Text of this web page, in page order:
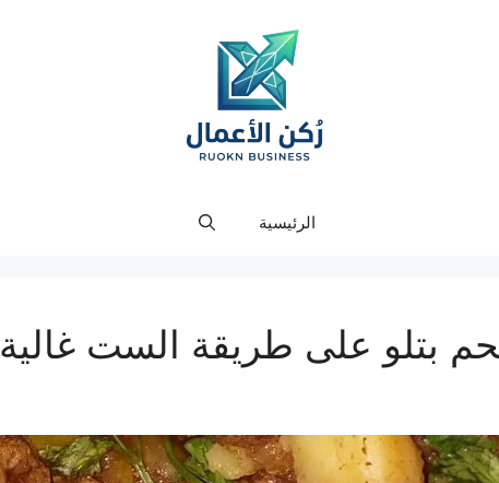
الرئيسية
بتلو على طريقة الست غالية